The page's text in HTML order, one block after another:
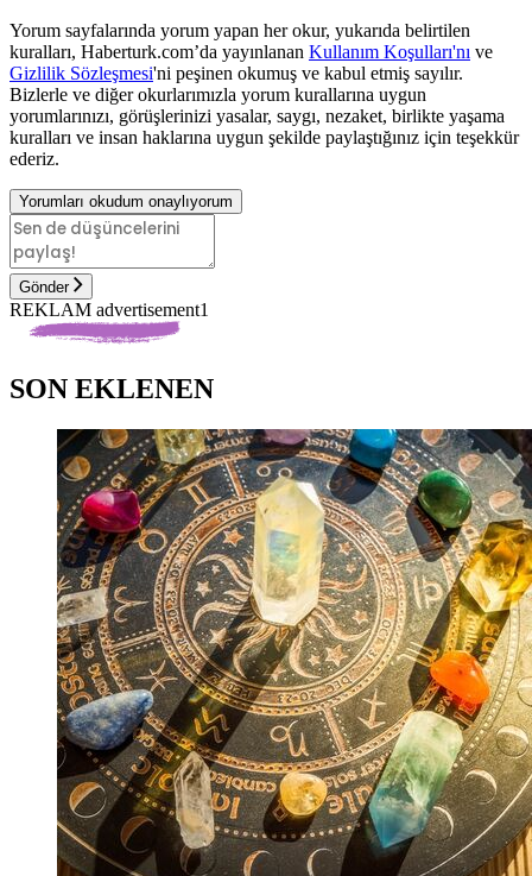
Yorum sayfalarında yorum yapan her okur, yukarıda belirtilen
kuralları, Haberturk.com’da yayınlanan Kullanım Koşulları'nı ve
Gizlilik Sözleşmesi'ni peşinen okumuş ve kabul etmiş sayılır.
Bizlerle ve diğer okurlarımızla yorum kurallarına uygun
yorumlarınızı, görüşlerinizi yasalar, saygı, nezaket, birlikte yaşama
kuralları ve insan haklarına uygun şekilde paylaştığınız için teşekkür
ederiz.
Yorumları okudum onaylıyorum
Gönder
REKLAM advertisement1
SON EKLENEN